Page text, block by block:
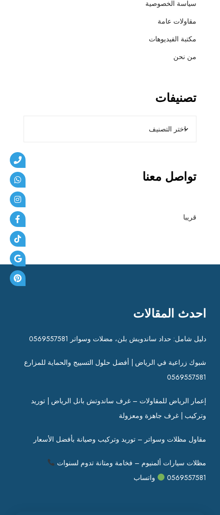
سياسة الخصوصية
مقاولات عامة
مكتبة الفيديوهات
من نحن
تصنيفات
تواصل معنا
قريبا
احدث المقالات
دليل شامل: حداد ساندويش بلن، مضلات وسواتر 0569557581
شبوك زراعية في الرياض | أفضل حلول التسييج والحماية للمزارع
0569557581
إعمار الرياض للمقاولات – غرف ساندوتش بانل الرياض | توريد
وتركيب | غرف جاهزة ومعزولة
مقاول مظلات وسواتر – توريد وتركيب وصيانة بأفضل الأسعار
مظلات سيارات ألمنيوم – فخامة ومتانة تدوم لسنوات
0569557581
واتساب